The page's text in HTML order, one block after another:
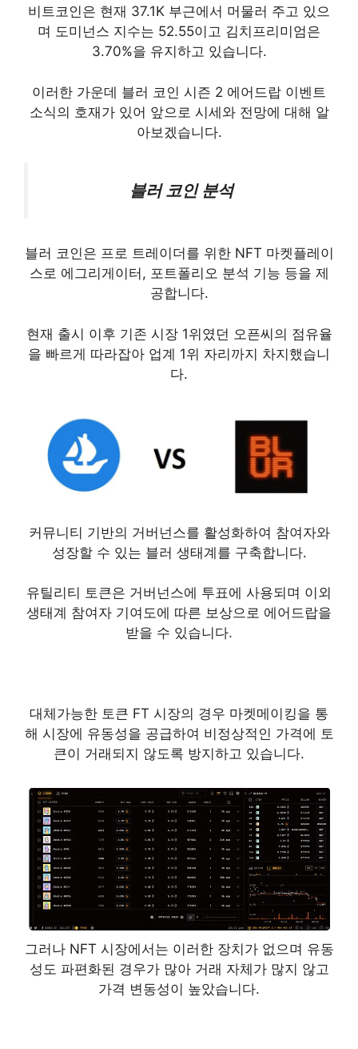
비트코인은 현재 37.1K 부근에서 머물러 주고 있으
며 도미넌스 지수는 52.55이고 김치프리미엄은
3.70%을 유지하고 있습니다.
이러한 가운데 블러 코인 시즌 2 에어드랍 이벤트
소식의 호재가 있어 앞으로 시세와 전망에 대해 알
아보겠습니다.
블러 코인 분석
블러 코인은 프로 트레이더를 위한 NFT 마켓플레이
스로 에그리게이터, 포트폴리오 분석 기능 등을 제
공합니다.
현재 출시 이후 기존 시장 1위였던 오픈씨의 점유율
을 빠르게 따라잡아 업계 1위 자리까지 차지했습니
다.
커뮤니티 기반의 거버넌스를 활성화하여 참여자와
성장할 수 있는 블러 생태계를 구축합니다.
유틸리티 토큰은 거버넌스에 투표에 사용되며 이외
생태계 참여자 기여도에 따른 보상으로 에어드랍을
받을 수 있습니다.
대체가능한 토큰 FT 시장의 경우 마켓메이킹을 통
해 시장에 유동성을 공급하여 비정상적인 가격에 토
큰이 거래되지 않도록 방지하고 있습니다.
그러나 NFT 시장에서는 이러한 장치가 없으며 유동
성도 파편화된 경우가 많아 거래 자체가 많지 않고
가격 변동성이 높았습니다.